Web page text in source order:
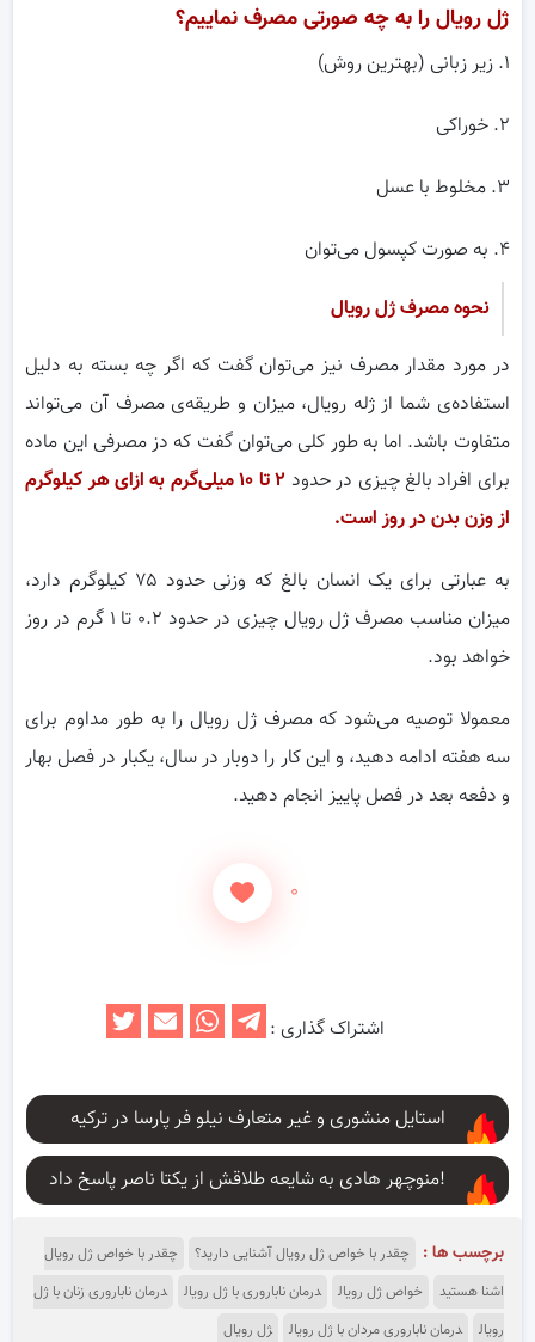
ژل رویال را به چه صورتی مصرف نماییم؟
۱. زیر زبانی (بهترین روش)
۲. خوراکی
۳. مخلوط با عسل
۴. به صورت کپسول می‌توان
نحوه مصرف ژل رویال
در مورد مقدار مصرف نیز می‌توان گفت که اگر چه بسته به دلیل
استفاده‌ی شما از ژله رویال، میزان و طریقه‌ی مصرف آن می‌تواند
متفاوت باشد. اما به طور کلی می‌توان گفت که دز مصرفی این ماده
برای افراد بالغ چیزی در حدود ۲تا ۱۰میلی‌گرم به ازای هر کیلوگرم
از وزن بدن در روز است.
به عبارتی برای یک انسان بالغ که وزنی حدود ۷۵ کیلوگرم دارد،
میزان مناسب مصرف ژل رویال چیزی در حدود ۰.۲ تا ۱ گرم در روز
خواهد بود.
معمولا توصیه می‌شود که مصرف ژل رویال را به طور مداوم برای
سه هفته ادامه دهید، و این کار را دوبار در سال، یکبار در فصل بهار
و دفعه بعد در فصل پاییز انجام دهید.
۰
اشتراک گذاری :
استایل منشوری و غیر متعارف نیلو فر پارسا در ترکیه
منوچهر هادی به شایعه طلاقش از یکتا ناصر پاسخ داد!
برچسب ها : چقدر با خواص ژل رویال آشنایی دارید؟
چقدر با خواص ژل رویال
اشنا هستید
خواص ژل رویال درمان ناباروری با ژل رویال
درمان ناباروری زنان با ژل
رویال
درمان ناباروری مردان با ژل رویال ژل رویال